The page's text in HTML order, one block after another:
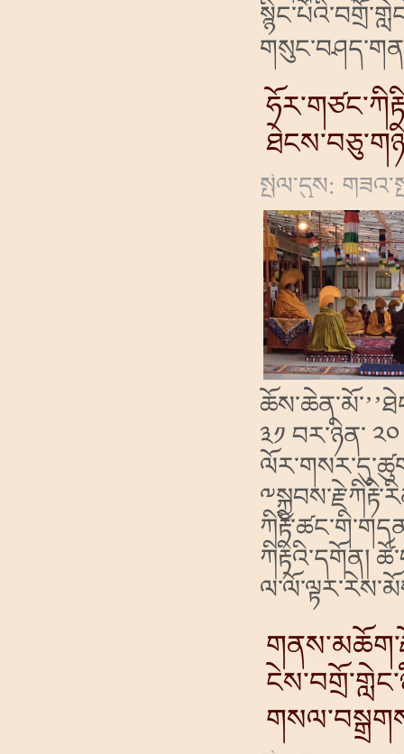
སྤེལ་དུས:
ཆོས་ཆེན་མོ་’’
༣༡ བར་ཉིན་
ཀིརྟིའི་དགོན།